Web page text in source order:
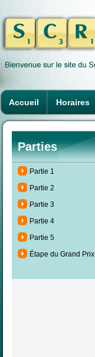
Accueil Horaires
Parties
Partie 1
Partie 2
Partie 3
Partie 4
Partie 5
Étape du Grand Prix